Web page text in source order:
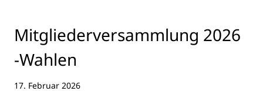
DER
BEIM
JAHRS­
Mit­glie­der­ver­samm­lung 2026
‑Wah­len
17. Februar 2026